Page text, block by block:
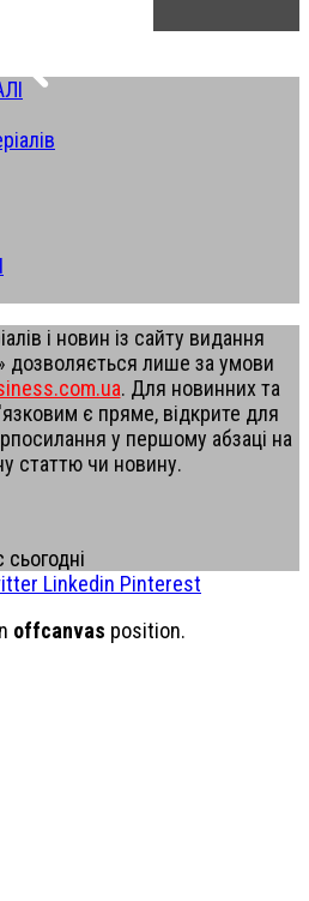
і новин із сайту видання
дозволяється лише за умови
. Для новинних та
є пряме, відкрите для
у першому абзаці на
статтю чи новину.
Linkedin Pinterest
offcanvas position.